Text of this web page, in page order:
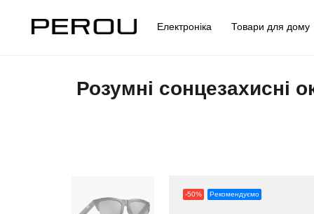
Електроніка Товари для дому
Розумні сонцезахисні
-50% Рекомендуємо